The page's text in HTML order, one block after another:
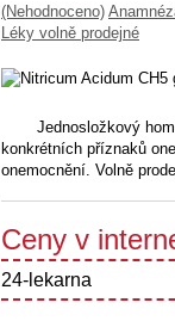
(Nehodnoceno)
Léky volně prodejné
Jednosložkový
konkrétních příznaků
onemocnění. Volně
Ceny v
24-lekarna